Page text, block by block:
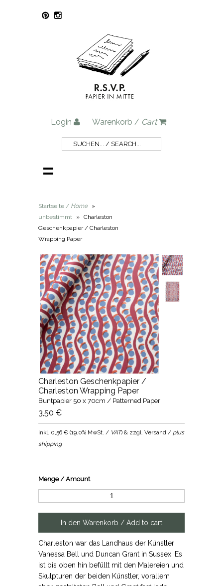
Login Warenkorb / Cart
Startseite / Home
»
unbestimmt
» Charleston
Geschenkpapier / Charleston
Wrapping Paper
Charleston Geschenkpapier /
Charleston Wrapping Paper
Buntpapier 50 x 70cm / Patterned Paper
3,50 €
inkl. 0,56 € (19.0% MwSt. / VAT) & zzgl. Versand / plus
shipping
Menge / Amount
Charleston war das Landhaus der Künstler
Vanessa Bell und Duncan Grant in Sussex. Es
ist bis oben hin befüllt mit den Malereien und
Skulpturen der beiden Künstler, vorallem